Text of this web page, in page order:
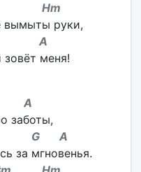
вымыты руки,
меня!
заботы,
A
за мгновенья.